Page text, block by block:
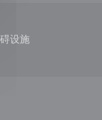
开))
设施
((在新窗口中打开))